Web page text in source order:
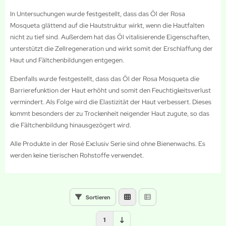
In Untersuchungen wurde festgestellt, dass das Öl der Rosa
Mosqueta glättend auf die Hautstruktur wirkt, wenn die Hautfalten
nicht zu tief sind. Außerdem hat das Öl vitalisierende Eigenschaften,
unterstützt die Zellregeneration und wirkt somit der Erschlaffung der
Haut und Fältchenbildungen entgegen.
Ebenfalls wurde festgestellt, dass das Öl der Rosa Mosqueta die
Barrierefunktion der Haut erhöht und somit den Feuchtigkeitsverlust
vermindert. Als Folge wird die Elastizität der Haut verbessert. Dieses
kommt besonders der zu Trockenheit neigender Haut zugute, so das
die Fältchenbildung hinausgezögert wird.
Alle Produkte in der Rosé Exclusiv Serie sind ohne Bienenwachs. Es
werden keine tierischen Rohstoffe verwendet.
Sortieren
1